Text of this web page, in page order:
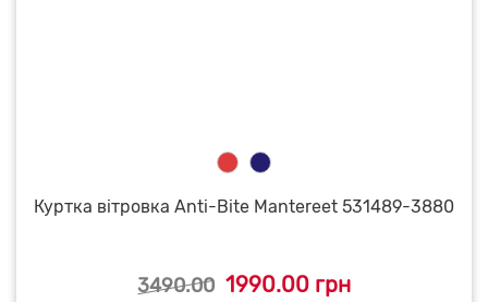
Куртка вітровка Anti-Bite Mantereet 531489-3880
3490.00 1990.00 грн